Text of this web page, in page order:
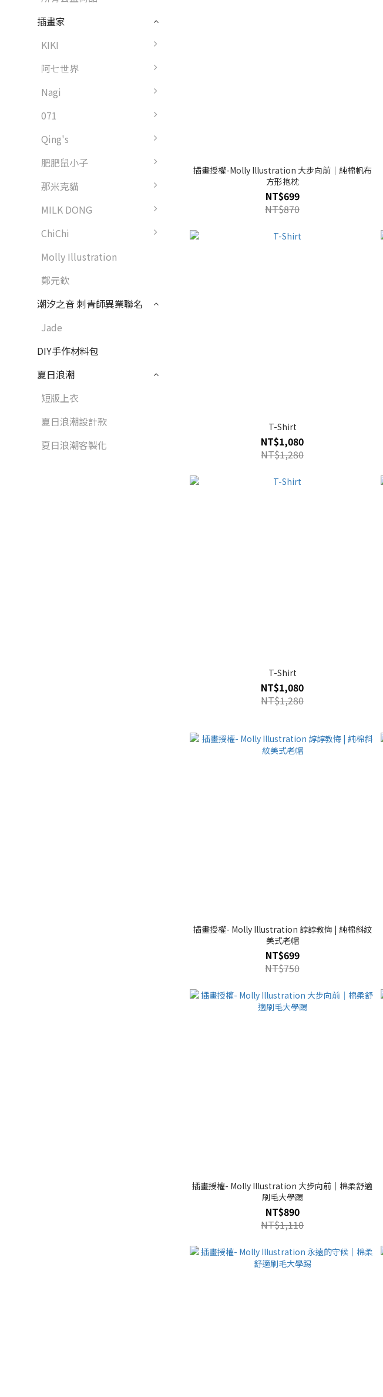
插畫家
KIKI
阿七世界
Nagi
071
Qing's
肥肥鼠小子
那米克貓
MILK DONG
ChiChi
Molly Illustration
鄭元欽
潮汐之音 刺青師異業聯名
Jade
DIY手作材料包
夏日浪潮
短版上衣
夏日浪潮設計款
夏日浪潮客製化
插畫授權-Molly Illustration 大步向前｜純棉帆布
方形抱枕
NT$699
NT$870
T-Shirt
NT$1,080
NT$1,280
T-Shirt
NT$1,080
NT$1,280
插畫授權- Molly Illustration 諄諄教悔 | 純棉斜紋
美式老帽
NT$699
NT$750
插畫授權- Molly Illustration 大步向前｜棉柔舒適
刷毛大學踢
NT$890
NT$1,110